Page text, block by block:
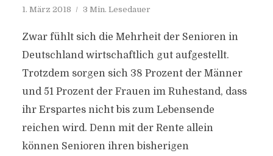
1. März 2018 3 Min. Lesedauer
Zwar fühlt sich die Mehrheit der Senioren in
Deutschland wirtschaftlich gut aufgestellt.
Trotzdem sorgen sich 38 Prozent der Männer
und 51 Prozent der Frauen im Ruhestand, dass
ihr Erspartes nicht bis zum Lebensende
reichen wird. Denn mit der Rente allein
können Senioren ihren bisherigen